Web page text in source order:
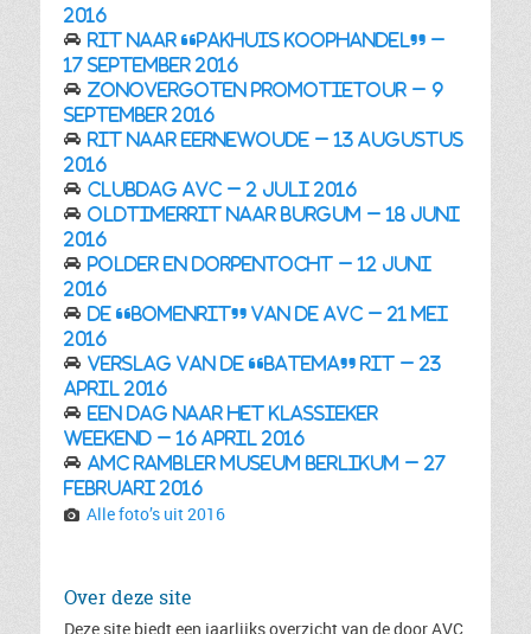
2016
Rit naar “Pakhuis Koophandel” –
17 september 2016
Zonovergoten Promotietour – 9
september 2016
Rit naar Eernewoude – 13 augustus
2016
Clubdag AVC – 2 juli 2016
Oldtimerrit naar Burgum – 18 juni
2016
Polder en dorpentocht – 12 juni
2016
De “bomenrit” van de AVC – 21 mei
2016
Verslag van de “Batema” rit – 23
april 2016
Een dag naar het Klassieker
Weekend – 16 april 2016
AMC Rambler museum Berlikum – 27
februari 2016
Alle foto’s uit 2016
Over deze site
Deze site biedt een jaarlijks overzicht van de door AVC